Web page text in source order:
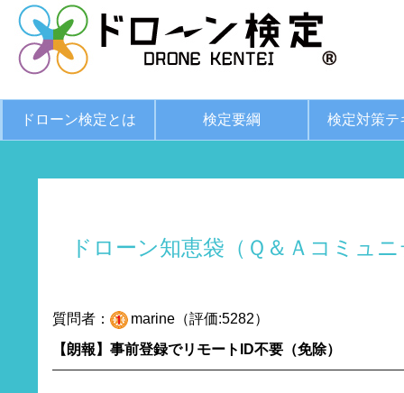
ドローン検定とは 検定要綱 検定対策テ
ドローン知恵袋（Ｑ＆Ａコミュ
質問者：
marine（評価:5282）
【朗報】事前登録でリモートID不要（免除）